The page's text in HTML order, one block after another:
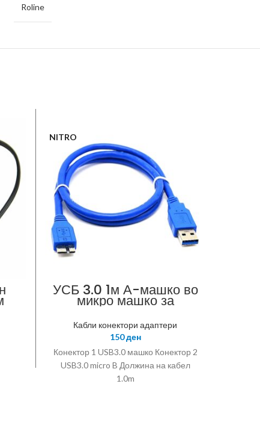
Roline
NITRO
УСБ 3.0 1м А-машко во
микро машко за
надворешен диск
Кабли конектори адаптери
150ден
Конектор 1 USB3.0 машко Конектор 2
USB3.0 micro B Должина на кабел
1.0m